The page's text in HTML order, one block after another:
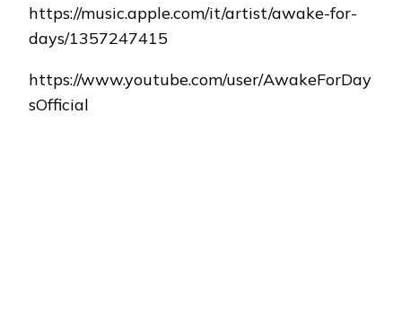
https://music.apple.com/it/artist/awake-for-
days/1357247415
https://www.youtube.com/user/AwakeForDay
sOfficial